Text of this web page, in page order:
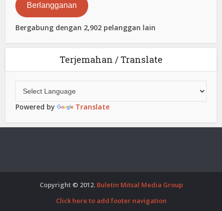
Berlangganan
Bergabung dengan 2,902 pelanggan lain
Terjemahan / Translate
Powered by Translate
Copyright © 2012. Buletin Mitsal Media Group
Click here to add footer navigation